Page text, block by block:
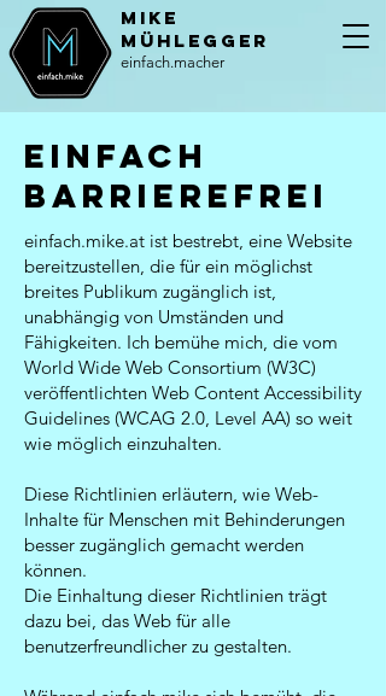
MiKE
Mühlegger
einfach.macher
einfach
barrierefrei
einfach.mike.at ist bestrebt, eine Website
bereitzustellen, die für ein möglichst
breites Publikum zugänglich ist,
unabhängig von Umständen und
Fähigkeiten. Ich bemühe mich, die vom
World Wide Web Consortium (W3C)
veröffentlichten Web Content Accessibility
Guidelines (WCAG 2.0, Level AA) so weit
wie möglich einzuhalten.
Diese Richtlinien erläutern, wie Web-
Inhalte für Menschen mit Behinderungen
besser zugänglich gemacht werden
können.
Die Einhaltung dieser Richtlinien trägt
dazu bei, das Web für alle
benutzerfreundlicher zu gestalten.